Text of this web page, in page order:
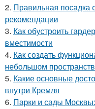
2. Правильная посадка
рекомендации
3. Как обустроить
вместимости
4. Как создать
небольшом
5. Какие основные
внутри Кремля
6. Парки и сады Москвы: